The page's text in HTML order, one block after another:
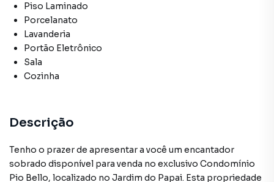
Piso Laminado
Porcelanato
Lavanderia
Portão Eletrônico
Sala
Cozinha
Descrição
Tenho o prazer de apresentar a você um encantador
sobrado disponível para venda no exclusivo Condomínio
Pio Bello, localizado no Jardim do Papai. Esta propriedade